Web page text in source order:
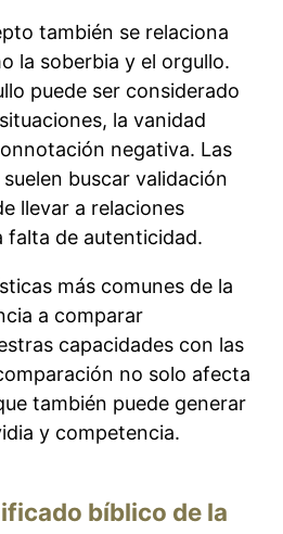
también se relaciona
la soberbia y el orgullo.
puede ser considerado
la vanidad
negativa. Las
buscar validación
llevar a relaciones
falta de autenticidad.
más comunes de la
a comparar
capacidades con las
no solo afecta
también puede generar
y competencia.
bíblico de la